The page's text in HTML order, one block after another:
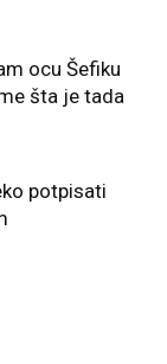
ocu Šefiku
šta je tada
potpisati